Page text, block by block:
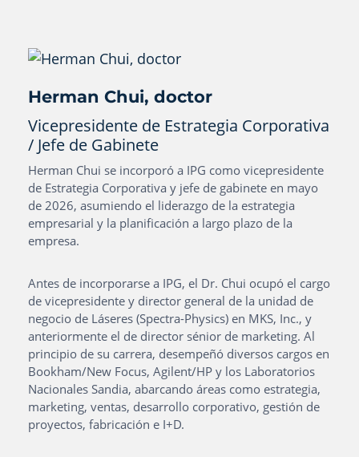
Herman Chui, doctor
Vicepresidente de Estrategia Corporativa
/ Jefe de Gabinete
Herman Chui se incorporó a IPG como vicepresidente
de Estrategia Corporativa y jefe de gabinete en mayo
de 2026, asumiendo el liderazgo de la estrategia
empresarial y la planificación a largo plazo de la
empresa.
Antes de incorporarse a IPG, el Dr. Chui ocupó el cargo
de vicepresidente y director general de la unidad de
negocio de Láseres (Spectra-Physics) en MKS, Inc., y
anteriormente el de director sénior de marketing. Al
principio de su carrera, desempeñó diversos cargos en
Bookham/New Focus, Agilent/HP y los Laboratorios
Nacionales Sandia, abarcando áreas como estrategia,
marketing, ventas, desarrollo corporativo, gestión de
proyectos, fabricación e I+D.